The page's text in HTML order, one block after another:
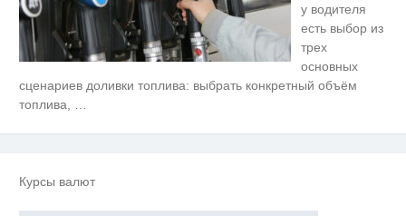
у водителя
есть выбор из
трех
основных
сценариев доливки топлива: выбрать конкретный объём
топлива,
Курсы валют